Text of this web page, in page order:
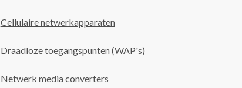
Cellulaire netwerkapparaten
Draadloze toegangspunten (WAP's)
Netwerk media converters